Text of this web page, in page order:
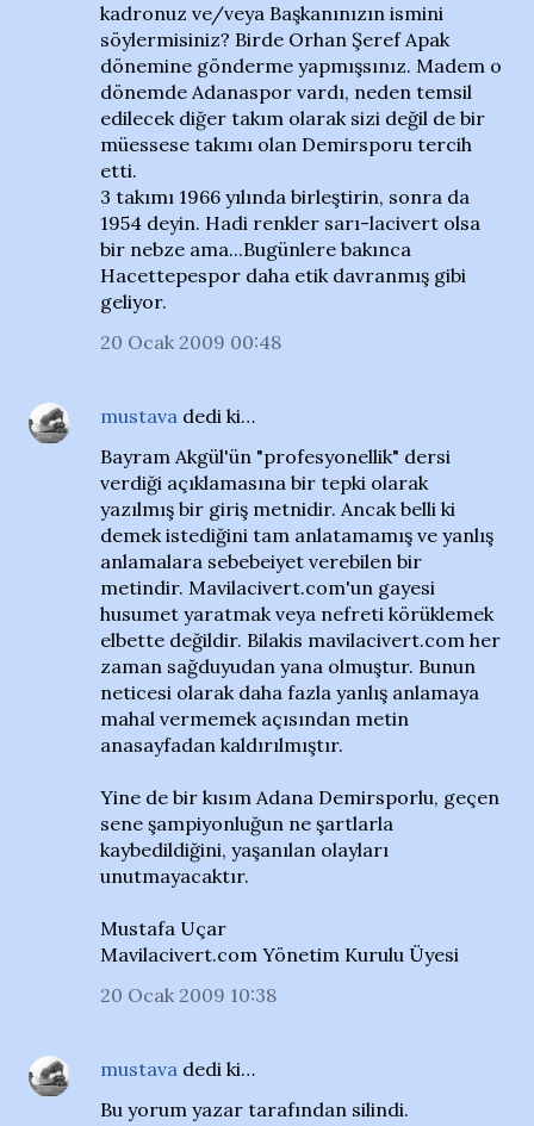
kadronuz ve/veya Başkanınızın ismini
söylermisiniz? Birde Orhan Şeref Apak
dönemine gönderme yapmışsınız. Madem o
dönemde Adanaspor vardı, neden temsil
edilecek diğer takım olarak sizi değil de bir
müessese takımı olan Demirsporu tercih
etti.
3 takımı 1966 yılında birleştirin, sonra da
1954 deyin. Hadi renkler sarı-lacivert olsa
bir nebze ama...Bugünlere bakınca
Hacettepespor daha etik davranmış gibi
geliyor.
20 Ocak 2009 00:48
mustava dedi ki…
Bayram Akgül'ün "profesyonellik" dersi
verdiği açıklamasına bir tepki olarak
yazılmış bir giriş metnidir. Ancak belli ki
demek istediğini tam anlatamamış ve yanlış
anlamalara sebebeiyet verebilen bir
metindir. Mavilacivert.com'un gayesi
husumet yaratmak veya nefreti körüklemek
elbette değildir. Bilakis mavilacivert.com her
zaman sağduyudan yana olmuştur. Bunun
neticesi olarak daha fazla yanlış anlamaya
mahal vermemek açısından metin
anasayfadan kaldırılmıştır.
Yine de bir kısım Adana Demirsporlu, geçen
sene şampiyonluğun ne şartlarla
kaybedildiğini, yaşanılan olayları
unutmayacaktır.
Mustafa Uçar
Mavilacivert.com Yönetim Kurulu Üyesi
20 Ocak 2009 10:38
mustava dedi ki…
Bu yorum yazar tarafından silindi.